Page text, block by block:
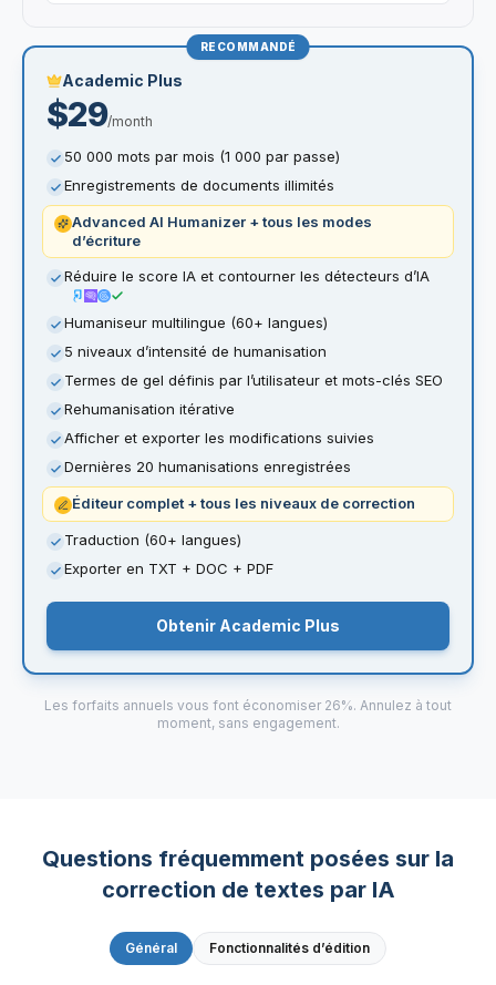
RECOMMANDÉ
Academic Plus
$29/month
50 000 mots par mois (1 000 par passe)
Enregistrements de documents illimités
Advanced AI Humanizer + tous les modes
d’écriture
Réduire le score IA et contourner les détecteurs d’IA
Humaniseur multilingue (60+ langues)
5 niveaux d’intensité de humanisation
Termes de gel définis par l’utilisateur et mots-clés SEO
Rehumanisation itérative
Afficher et exporter les modifications suivies
Dernières 20 humanisations enregistrées
Éditeur complet + tous les niveaux de correction
Traduction (60+ langues)
Exporter en TXT + DOC + PDF
Obtenir Academic Plus
Les forfaits annuels vous font économiser 26%. Annulez à tout
moment, sans engagement.
Questions fréquemment posées sur la
correction de textes par IA
Général Fonctionnalités d’édition